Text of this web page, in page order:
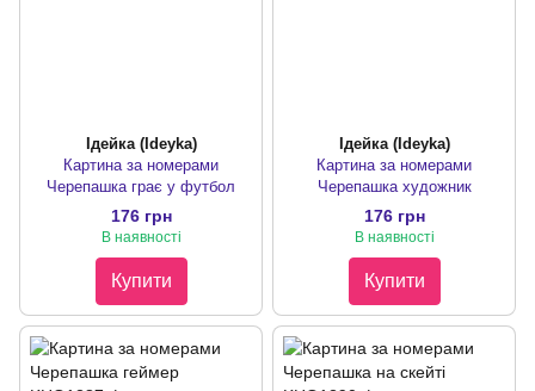
Ідейка (Ideyka)
Картина за номерами
Черепашка грає у футбол
176 грн
В наявності
Купити
Ідейка (Ideyka)
Картина за номерами
Черепашка художник
176 грн
В наявності
Купити